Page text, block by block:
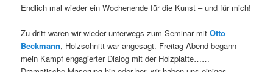
Endlich mal wieder ein Wochenende für die Kunst – und für mich!
Zu dritt waren wir wieder unterwegs zum Seminar mitOtto
Beckmann, Holzschnitt war angesagt. Freitag Abend begann
meinKampf engagierter Dialog mit der Holzplatte……